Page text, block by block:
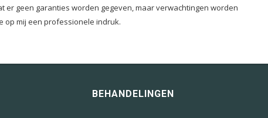
er geen garanties worden gegeven, maar verwachtingen worden
op mij een professionele indruk.
BEHANDELINGEN